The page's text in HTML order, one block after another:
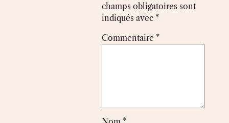
champs obligatoires sont
indiqués avec *
Commentaire *